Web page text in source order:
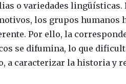
o variedades lingüísticas.
los grupos humanos
Por ello, la
se difumina, lo que
a caracterizar la historia y